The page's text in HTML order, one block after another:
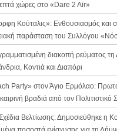
χώρες στο «Dare 2 Air»
Κούταλις»: Ενθουσιασμός και
παράσταση του Συλλόγου
διακοπή ρεύματος τη
Κοντιά και Διαπόρι
Party» στον Άγιο Ερμόλαο:
βραδιά από τον Πολιτιστικό
Βελτίωσης: Δημοσιεύθηκε η